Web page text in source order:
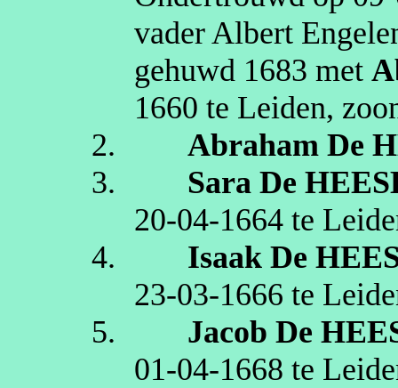
vader Albert
gehuwd 1683 met
1660 te Leiden,
2.
Abraham De
3.
Sara De
20‑04‑1664 te
4.
Isaak De
23‑03‑1666 te
5.
Jacob De
01‑04‑1668 te